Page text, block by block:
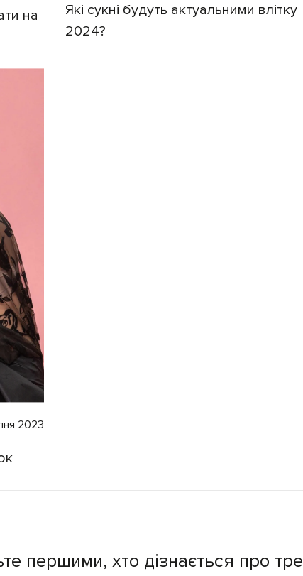
на
Які сукні будуть актуальними влітку
2024?
2023
першими, хто дізнається про